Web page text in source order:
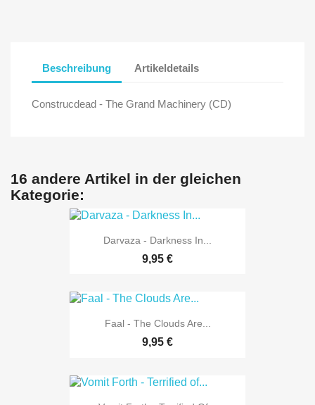
Beschreibung Artikeldetails
Construcdead - The Grand Machinery (CD)
16 andere Artikel in der gleichen
Kategorie:
Darvaza - Darkness In...
9,95 €
Faal - The Clouds Are...
9,95 €